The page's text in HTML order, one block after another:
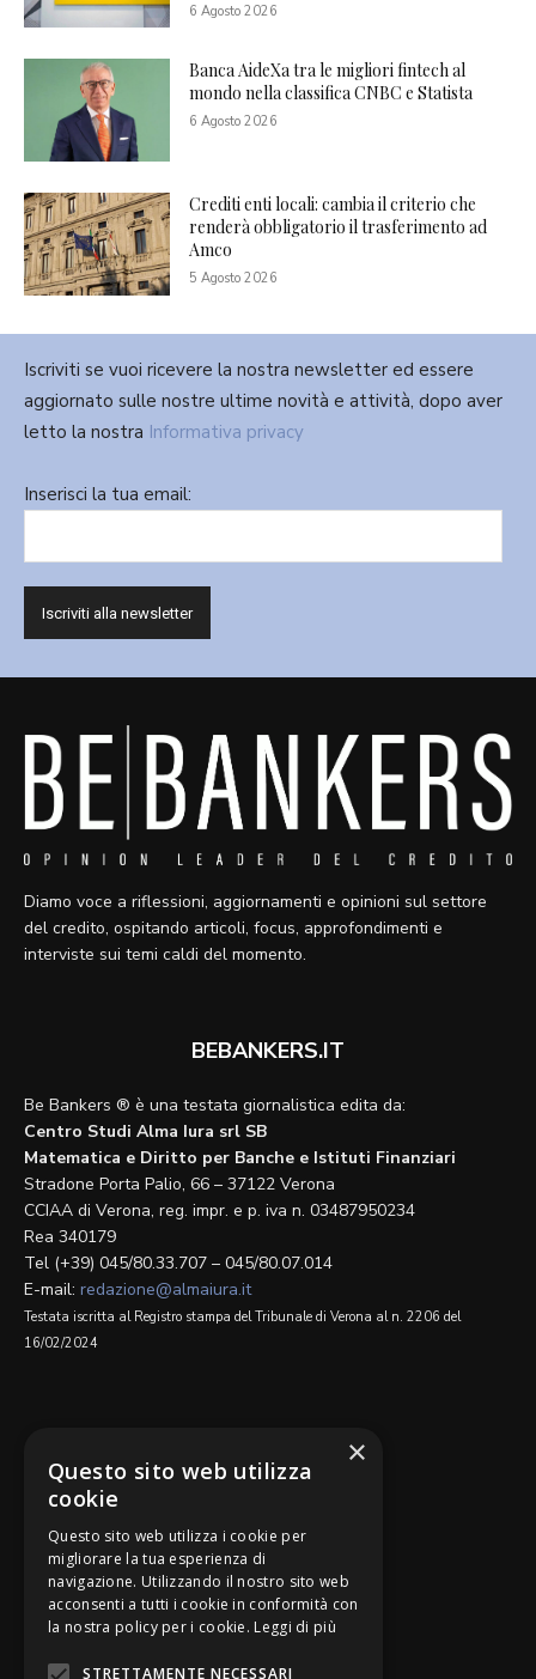
6 Agosto 2026
Banca AideXa tra le migliori fintech al
mondo nella classifica CNBC e Statista
6 Agosto 2026
Crediti enti locali: cambia il criterio che
renderà obbligatorio il trasferimento ad
Amco
5 Agosto 2026
Iscriviti se vuoi ricevere la nostra newsletter ed essere
aggiornato sulle nostre ultime novità e attività, dopo aver
letto la nostra Informativa privacy
Inserisci la tua email:
Diamo voce a riflessioni, aggiornamenti e opinioni sul settore
del credito, ospitando articoli, focus, approfondimenti e
interviste sui temi caldi del momento.
BEBANKERS.IT
Be Bankers ® è una testata giornalistica edita da:
Centro Studi Alma Iura srl SB
Matematica e Diritto per Banche e Istituti Finanziari
Stradone Porta Palio, 66 – 37122 Verona
CCIAA di Verona, reg. impr. e p. iva n. 03487950234
Rea 340179
Tel (+39) 045/80.33.707 – 045/80.07.014
E-mail: redazione@almaiura.it
Testata iscritta al Registro stampa del Tribunale di Verona al n. 2206 del
16/02/2024
Be Bankers è ideato da
×
Questo sito web utilizza
cookie
Questo sito web utilizza i cookie per
migliorare la tua esperienza di
navigazione. Utilizzando il nostro sito web
acconsenti a tutti i cookie in conformità con
la nostra policy per i cookie. Leggi di più
STRETTAMENTE NECESSARI